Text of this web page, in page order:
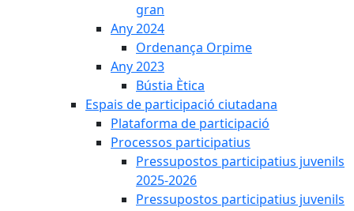
gran
Any 2024
Ordenança Orpime
Any 2023
Bústia Ètica
Espais de participació ciutadana
Plataforma de participació
Processos participatius
Pressupostos participatius juvenils
2025-2026
Pressupostos participatius juvenils